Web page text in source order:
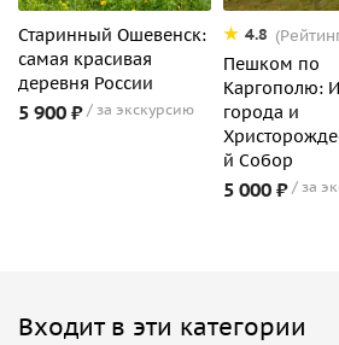
Старинный Ошевенск:
самая красивая
деревня России
5 900 ₽ за экскурсию
4.8
Пешком по
Каргополю:
города и
й Собор
5 000 ₽ за
Входит в эти категории